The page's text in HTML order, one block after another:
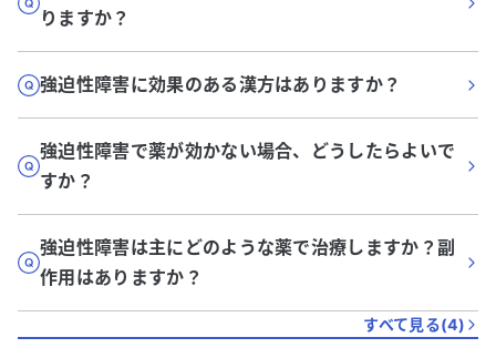
りますか？
強迫性障害に効果のある漢方はありますか？
強迫性障害で薬が効かない場合、どうしたらよいで
すか？
強迫性障害は主にどのような薬で治療しますか？副
作用はありますか？
すべて見る(4)